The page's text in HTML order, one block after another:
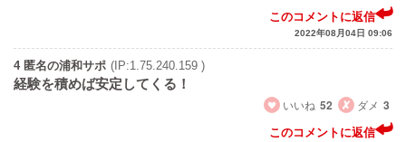
このコメントに返信
2022年08月04日 09:06
4 匿名の浦和サポ (IP:1.75.240.159 )
経験を積めば安定してくる！
いいね 52 ダメ 3
このコメントに返信